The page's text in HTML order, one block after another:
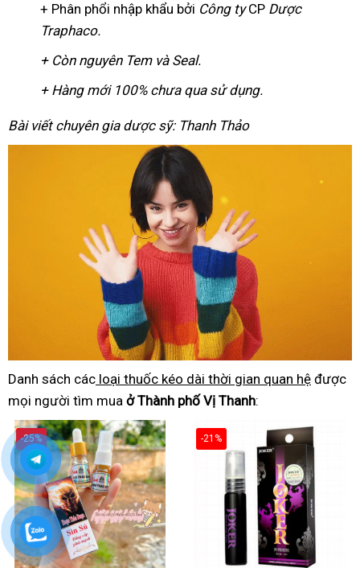
+ Phân phổi nhập khẩu bởi Công tyCP Dược
Traphaco.
+ Còn nguyên Tem và Seal.
+ Hàng mới 100% chưa qua sử dụng.
Bài viết chuyên gia dược sỹ: Thanh Thảo
Danh sách các loại thuốc kéo dài thời gian quan hệ được
mọi người tìm mua ở Thành phố Vị Thanh:
-25% -21%